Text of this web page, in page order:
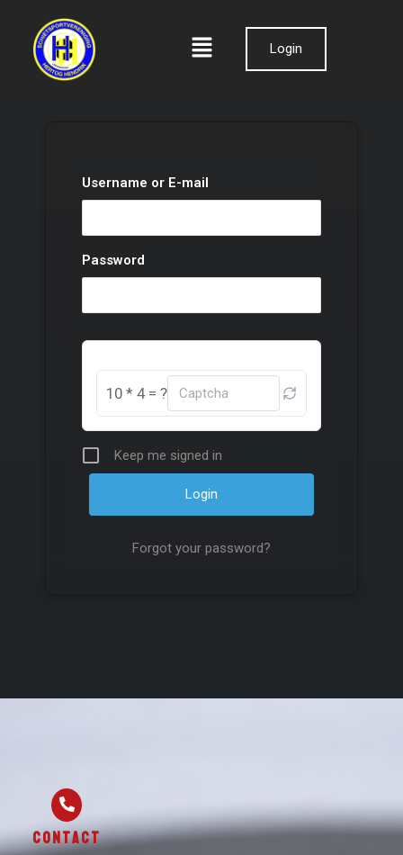
Login
Username or E-mail
Password
10 * 4 = ?
Keep me signed in
Forgot your password?
Contact